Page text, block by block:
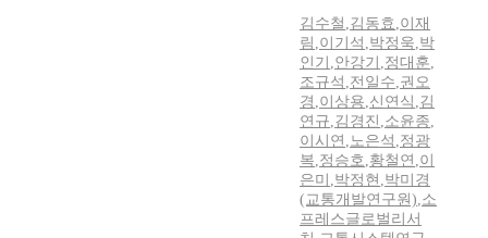
김수철 ,김동효 ,이재
림 ,이기석 ,박정욱,박
인기 ,안강기 ,정대훈,
조규석 ,전일수,권오
경 ,이상용,신연식 ,김
연규,김경진 ,소윤종,
이시연 ,노은석 ,정광
복,정승호,황철연 ,이
은미 ,박정현 ,박미경
(교통개발연구원),소
프레스글로벌리서